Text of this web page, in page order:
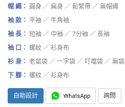
帽 繩：
圓身 ／ 扁身 ／ 鬆緊帶 ／ 無帽繩
袖 款： 平袖 ／ 牛角袖
袖 長： 短袖 ／ 中袖 ／ 7分袖 ／ 長袖
袖 口： 螺紋 ／ 衫身布
衫 身： 老鼠袋 ／ 一字袋 ／ 叮噹袋 ／ 無袋
下 腳： 螺紋 ／ 衫身布
自助設計 詢問